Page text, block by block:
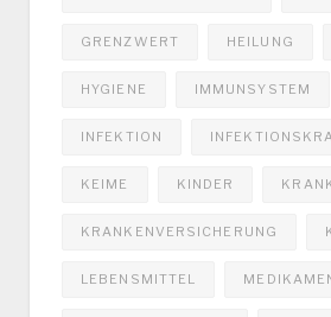
GRENZWERT HEILUNG
HYGIENE IMMUNSYSTEM
INFEKTION
KEIME KINDER
KRANKENVERSICHERUNG
LEBENSMITTEL